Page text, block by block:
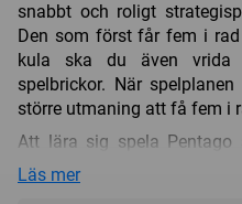
snabbt och roligt
Den som först får fem i
kula ska du även
spelbrickor. När
större utmaning att få fem i
Att lära sig spela
bemästra. Så lägg, vrid,
Läs mer